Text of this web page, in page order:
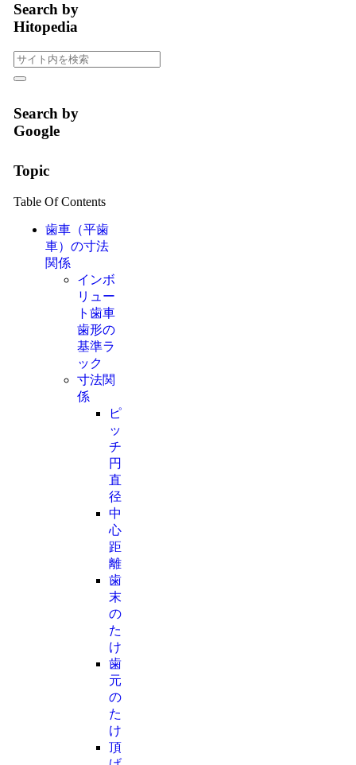
Search by
Hitopedia
Search by
Google
Topic
Table Of Contents
歯車（平歯
車）の寸法
関係
インボ
リュー
ト歯車
歯形の
基準ラ
ック
寸法関
係
ピ
ッ
チ
円
直
径
中
心
距
離
歯
末
の
た
け
歯
元
の
た
け
頂